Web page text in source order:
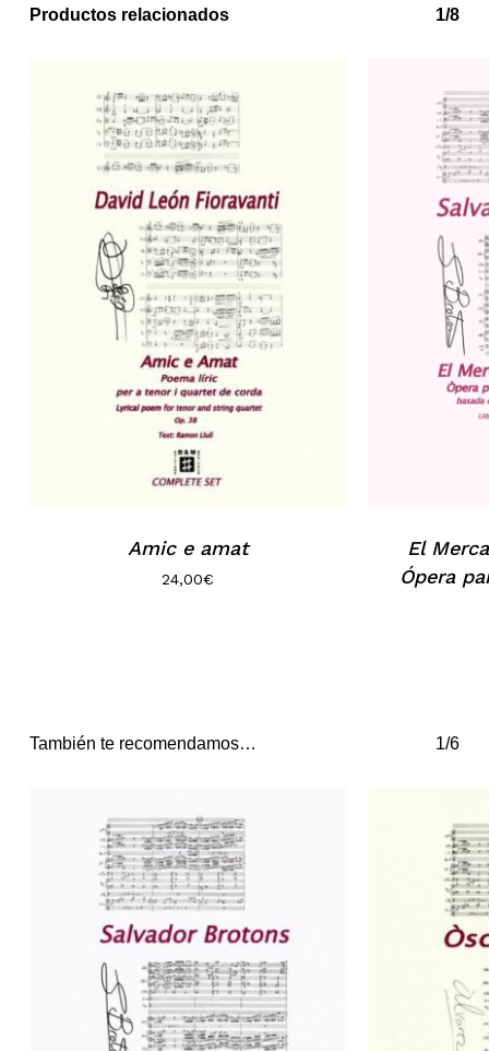
No hay productos en el carrito.
Go to shop
Productos relacionados 1/8
Amic e amat
24,00€
El
Ópera
También te recomendamos… 1/6